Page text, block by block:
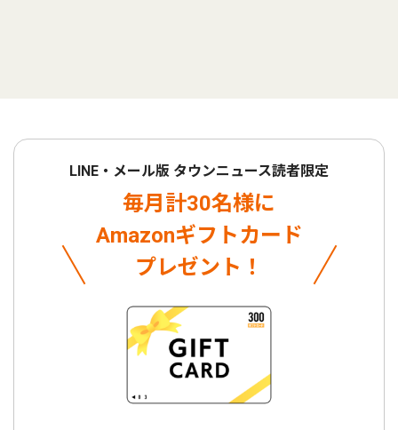
LINE・メール版 タウンニュース読者限定
毎月計30名様に
Amazonギフトカード
プレゼント！